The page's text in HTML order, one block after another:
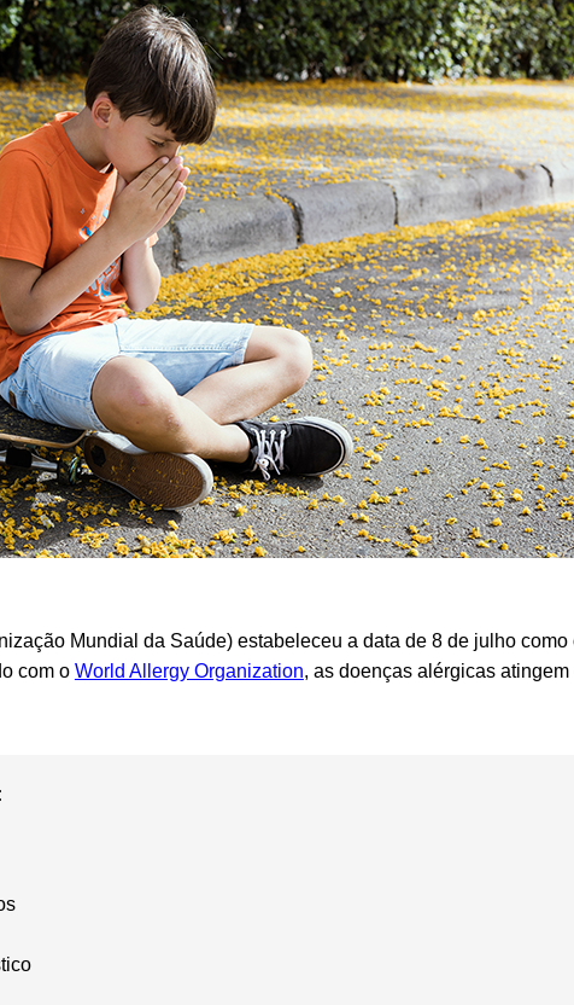
Mundial da Saúde) estabeleceu a data de 8 de julho como
com o World Allergy Organization, as doenças alérgicas atingem